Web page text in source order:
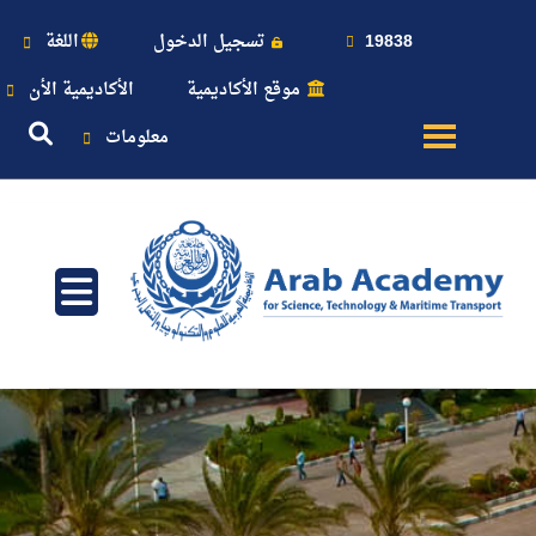
19838 تسجيل الدخول
اللغة
موقع الأكاديمية
الأكاديمية الأن
معلومات
عن
الأكاديمية
البحري
القبول